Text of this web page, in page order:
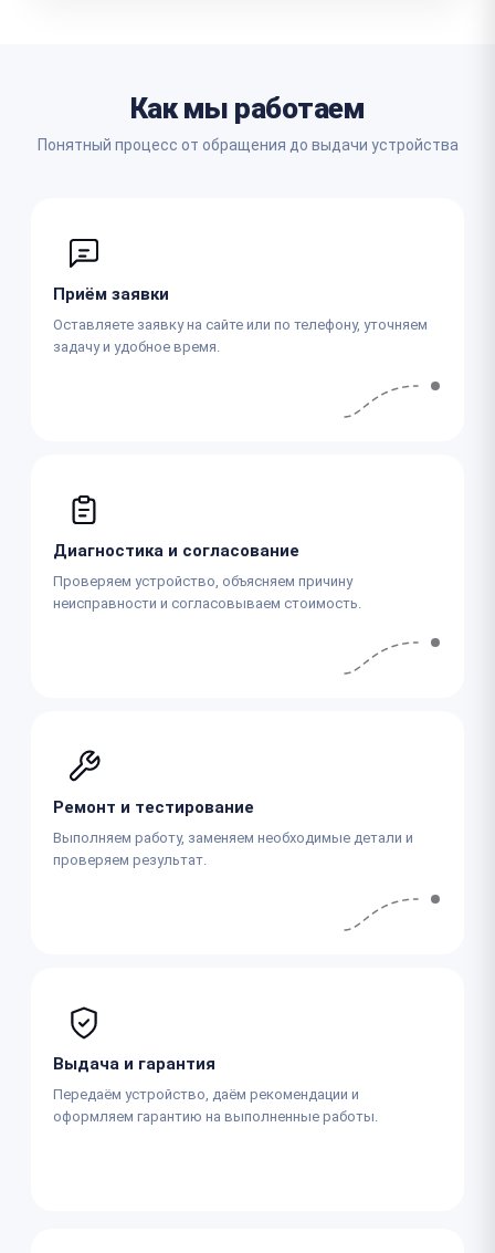
Как мы работаем
Понятный процесс от обращения до выдачи устройства
Приём заявки
Оставляете заявку на сайте или по телефону, уточняем
задачу и удобное время.
Диагностика и согласование
Проверяем устройство, объясняем причину
неисправности и согласовываем стоимость.
Ремонт и тестирование
Выполняем работу, заменяем необходимые детали и
проверяем результат.
Выдача и гарантия
Передаём устройство, даём рекомендации и
оформляем гарантию на выполненные работы.